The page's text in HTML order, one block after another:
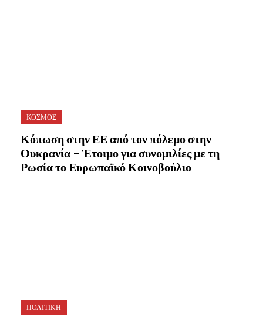
ΚΟΣΜΟΣ
Κόπωση στην ΕΕ από τον πόλεμο στην
Ουκρανία – Έτοιμο για συνομιλίες με τη
Ρωσία το Ευρωπαϊκό Κοινοβούλιο
ΠΟΛΙΤΙΚΗ